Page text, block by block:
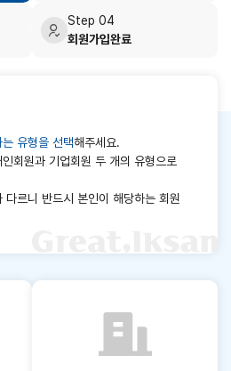
Step 04
회원가입완료
는 유형을 선택해주세요.
회원과 기업회원 두 개의 유형으로
르니 반드시 본인이 해당하는 회원